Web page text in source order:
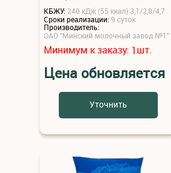
КБЖУ: 240 кДж (55 ккал) 3,1/2,8/4,7
Сроки реализации:9 суток
Производитель:
ОАО "Минский молочный завод №1"
Минимум к заказу: 1шт.
Цена обновляется
Уточнить